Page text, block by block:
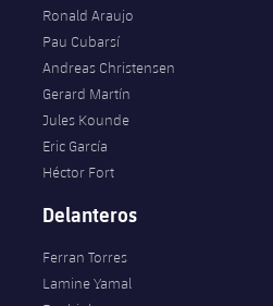
Ronald Araujo
Pau Cubarsí
Andreas Christensen
Gerard Martín
Jules Kounde
Eric García
Héctor Fort
Delanteros
Ferran Torres
Lamine Yamal